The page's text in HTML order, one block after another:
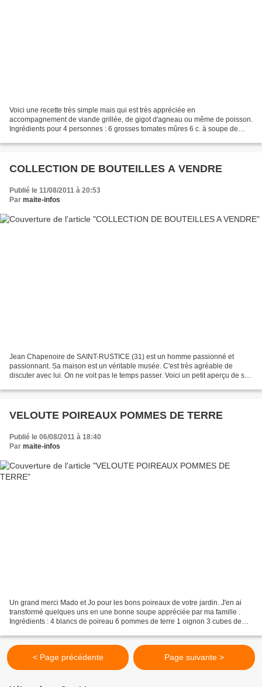
Voici une recette très simple mais qui est très appréciée en
accompagnement de viande grillée, de gigot d'agneau ou même de poisson.
Ingrédients pour 4 personnes : 6 grosses tomates mûres 6 c. à soupe de
COLLECTION DE BOUTEILLES A VENDRE
Publié le 11/08/2011 à 20:53
Par maite-infos
Jean Chapenoire de SAINT-RUSTICE (31) est un homme passionné et
passionnant. Sa maison est un véritable musée. C'est très agréable de
discuter avec lui. On ne voit pas le temps passer. Voici un petit aperçu de sa
VELOUTE POIREAUX POMMES DE TERRE
Publié le 06/08/2011 à 18:40
Par maite-infos
Un grand merci Mado et Jo pour les bons poireaux de votre jardin. J'en ai
transformé quelques uns en une bonne soupe appréciée par ma famille .
Ingrédients : 4 blancs de poireau 6 pommes de terre 1 oignon 3 cubes de
< Page précédente Page suivante >